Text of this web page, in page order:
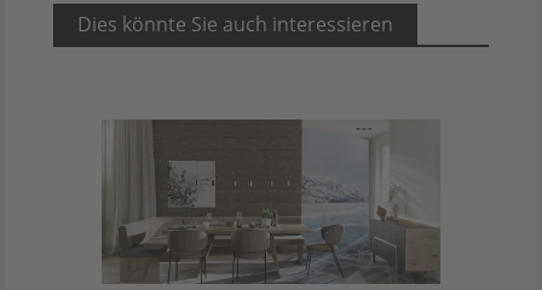
Dies könnte Sie auch interessieren